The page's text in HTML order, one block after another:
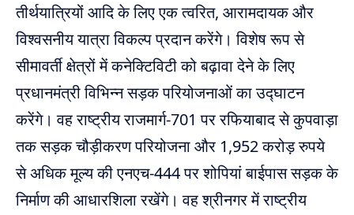
तीर्थयात्रियों आदि के लिए एक त्वरित, आरामदायक और
विश्वसनीय यात्रा विकल्प प्रदान करेंगे। विशेष रूप से
सीमावर्ती क्षेत्रों में कनेक्टिविटी को बढ़ावा देने के लिए
प्रधानमंत्री विभिन्न सड़क परियोजनाओं का उद्घाटन
करेंगे। वह राष्ट्रीय राजमार्ग-701 पर रफियाबाद से कुपवाड़ा
तक सड़क चौड़ीकरण परियोजना और 1,952 करोड़ रुपये
से अधिक मूल्य की एनएच-444 पर शोपियां बाईपास सड़क के
निर्माण की आधारशिला रखेंगे। वह श्रीनगर में राष्ट्रीय